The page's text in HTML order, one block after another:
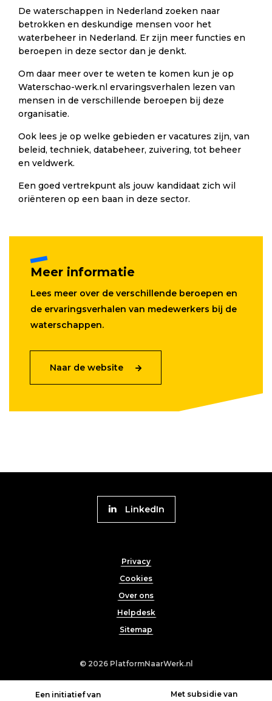
De waterschappen in Nederland zoeken naar
betrokken en deskundige mensen voor het
waterbeheer in Nederland. Er zijn meer functies en
beroepen in deze sector dan je denkt.
Om daar meer over te weten te komen kun je op
Waterschao-werk.nl ervaringsverhalen lezen van
mensen in de verschillende beroepen bij deze
organisatie.
Ook lees je op welke gebieden er vacatures zijn, van
beleid, techniek, databeheer, zuivering, tot beheer
en veldwerk.
Een goed vertrekpunt als jouw kandidaat zich wil
oriënteren op een baan in deze sector.
Meer informatie
Lees meer over de verschillende beroepen en
de ervaringsverhalen van medewerkers bij de
waterschappen.
Naar de website
© 2026 PlatformNaarWerk.nl
Footer
menu
Privacy
Cookies
Over ons
Helpdesk
Sitemap
Volg
Platform
Werk
LinkedIn
Een initiatief van Met subsidie van